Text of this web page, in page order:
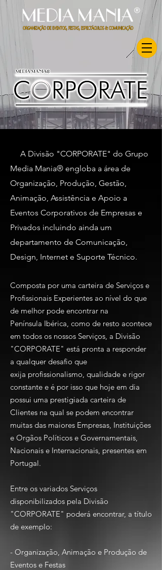
A Divisão "CORPORATE" do Grupo
Media Mania® engloba a área de
Organização, Produção, Gestão,
Animação, Assistência e Apoio a
Eventos Corporativos de Empresas e
Privados incluindo ainda um
departamento de Comunicação,
Design, Internet e Suporte Técnico.
Composta por uma carteira de Serviços e
Profissionais Experientes ao nível do que
de melhor pode encontrar na
Península Ibérica, como de resto acontece
em todos os nossos Serviços, a Divisão
"CORPORATE" está pronta a responder
a qualquer desafio que
exija profissionalismo, qualidade e rigor
constante e é por isso que hoje em dia
possui uma prestigiada carteira de
Clientes na qual se podem encontrar
muitas das maiores Empresas, Instituições
e Orgãos Políticos e Governamentais,
Nacionais e Internacionais, presentes em
Portugal.
Entre os variados Serviços
disponibilizados pela Divisão
"CORPORATE" poderá encontrar, a título
de exemplo:
- Organização, Animação e Produção de
Eventos e Festas